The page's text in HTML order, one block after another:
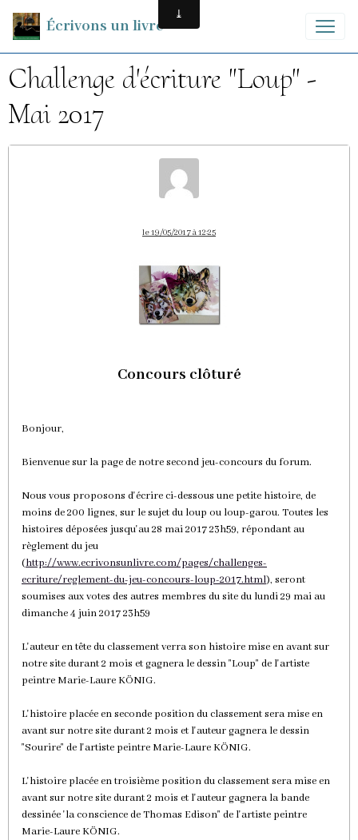
Écrivons un livre
Challenge d'écriture "Loup" -
Mai 2017
le 19/05/2017 à 12:25
Concours clôturé
Bonjour,
Bienvenue sur la page de notre second jeu-concours du forum.
Nous vous proposons d'écrire ci-dessous une petite histoire, de
moins de 200 lignes, sur le sujet du loup ou loup-garou. Toutes les
histoires déposées jusqu'au 28 mai 2017 23h59, répondant au
règlement du jeu
(http://www.ecrivonsunlivre.com/pages/challenges-
ecriture/reglement-du-jeu-concours-loup-2017.html), seront
soumises aux votes des autres membres du site du lundi 29 mai au
dimanche 4 juin 2017 23h59
L'auteur en tête du classement verra son histoire mise en avant sur
notre site durant 2 mois et gagnera le dessin "Loup" de l'artiste
peintre Marie-Laure KÖNIG.
L'histoire placée en seconde position du classement sera mise en
avant sur notre site durant 2 mois et l'auteur gagnera le dessin
"Sourire" de l'artiste peintre Marie-Laure KÖNIG.
L'histoire placée en troisième position du classement sera mise en
avant sur notre site durant 2 mois et l'auteur gagnera la bande
dessinée 'la conscience de Thomas Edison" de l'artiste peintre
Marie-Laure KÖNIG.